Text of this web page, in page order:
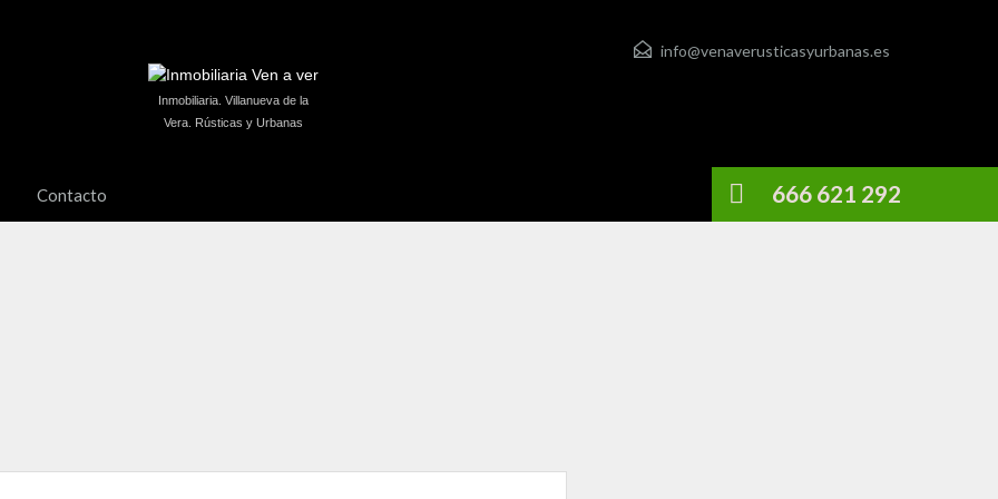
info@venaverusticasyurbanas.es
Inmobiliaria. Villanueva de la
Vera. Rústicas y Urbanas
Contacto 666 621 292